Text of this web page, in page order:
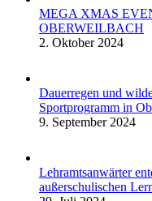
MEGA XMAS
OBERWEILBACH
2. Oktober 2024
Dauerregen und
Sportprogramm in
9. September 2024
Lehramtsanwärter
außerschulischen